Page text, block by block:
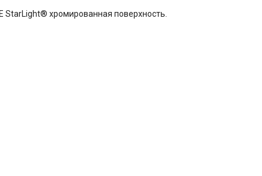
StarLight® хромированная поверхность.